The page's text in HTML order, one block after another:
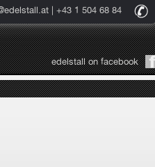
| +43 1 504 68 84
edelstall on facebook